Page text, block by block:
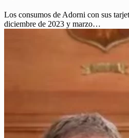
Los consumos de Adorni con sus
diciembre de 2023 y marzo…